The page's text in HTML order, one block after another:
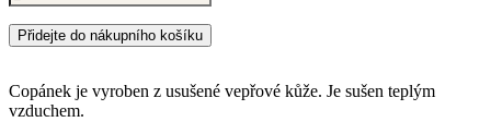
Přidejte do nákupního košíku
Copánek je vyroben z usušené vepřové kůže. Je sušen teplým
vzduchem.